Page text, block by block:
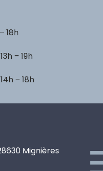
18h
– 19h
– 18h
Mignières